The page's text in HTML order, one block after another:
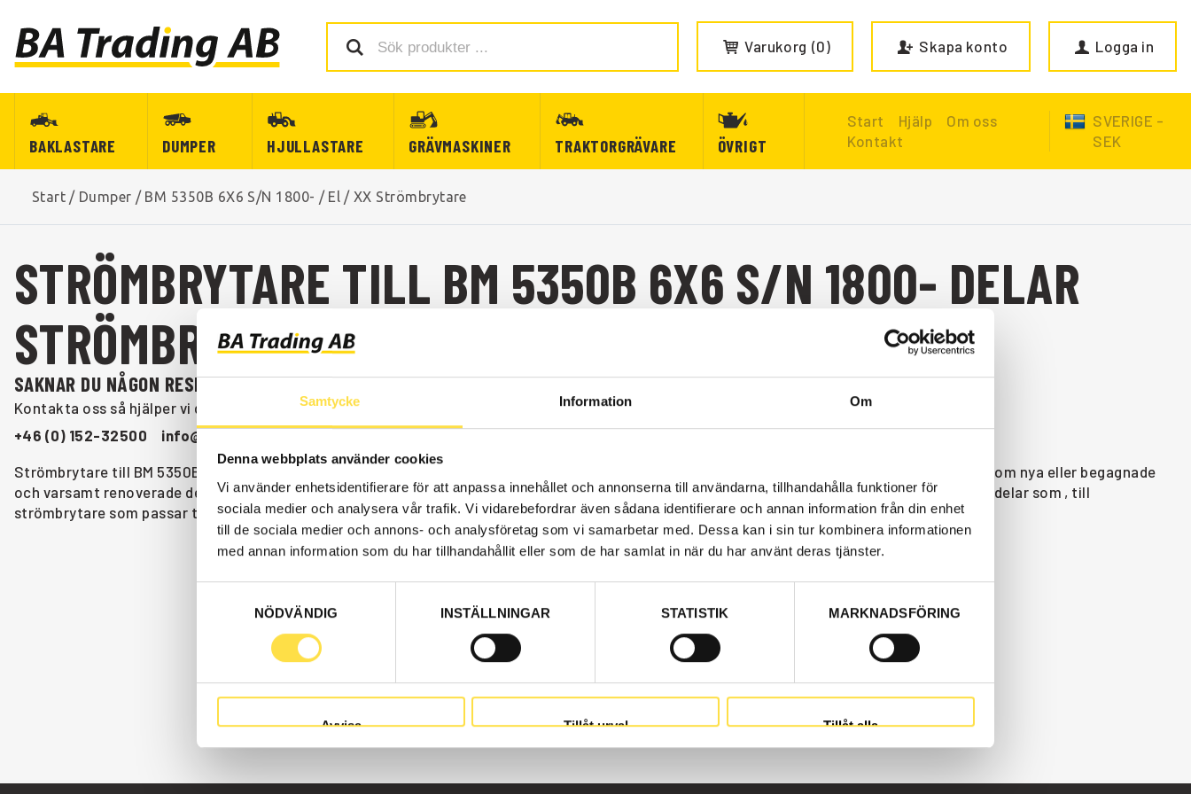
Samtycke Information Om
Denna webbplats använder cookies
Vi använder enhetsidentifierare för att anpassa innehållet och annonserna till användarna, tillhandahålla funktioner för
sociala medier och analysera vår trafik. Vi vidarebefordrar även sådana identifierare och annan information från din enhet
till de sociala medier och annons- och analysföretag som vi samarbetar med. Dessa kan i sin tur kombinera informationen
med annan information som du har tillhandahållit eller som de har samlat in när du har använt deras tjänster.
NÖDVÄNDIG
INSTÄLLNINGAR STATISTIK MARKNADSFÖRING
Avvisa Tillåt urval Tillåt alla
Varukorg 0 Skapa konto Logga in
BAKLASTARE DUMPER HJULLASTARE GRÄVMASKINER TRAKTORGRÄVARE ÖVRIGT
Start Hjälp
Om oss
Kontakt
SVERIGE -
SEK
Start / Dumper / BM 5350B 6X6 S/N 1800- / El / XX Strömbrytare
STRÖMBRYTARE TILL BM 5350B 6X6 S/N 1800- DELAR
STRÖMBRYTARE TILL BM 5350B 6X6 S/N 1800-
SAKNAR DU NÅGON RESERVDEL?
Kontakta oss så hjälper vi dig!
+46 (0) 152-32500
info@batrading.se
Strömbrytare till BM 5350B 6X6 S/N 1800- dumper finns som delar hos oss på BA Trading. Våra delar till dumper BM 5350B 6X6 S/N 1800- finns som nya eller begagnade
och varsamt renoverade delar både som original och icke original. Vi har delar som strömbrytare för alla Volvo Entreprenadmaskiner och dessa delar som , till
strömbrytare som passar till Volvo dumper BM 5350B 6X6 S/N 1800-.